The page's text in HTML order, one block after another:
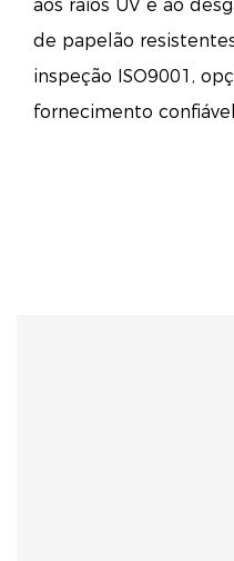
aos raios UV e ao
de papelão
inspeção ISO9001,
fornecimento